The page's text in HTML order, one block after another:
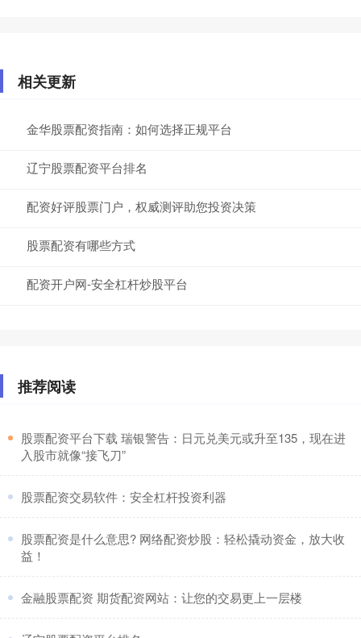
相关更新
金华股票配资指南：如何选择正规平台
辽宁股票配资平台排名
配资好评股票门户，权威测评助您投资决策
股票配资有哪些方式
配资开户网-安全杠杆炒股平台
推荐阅读
​股票配资平台下载 瑞银警告：日元兑美元或升至135，现在进
入股市就像“接飞刀”
​股票配资交易软件：安全杠杆投资利器
​股票配资是什么意思? 网络配资炒股：轻松撬动资金，放大收
益！
​金融股票配资 期货配资网站：让您的交易更上一层楼